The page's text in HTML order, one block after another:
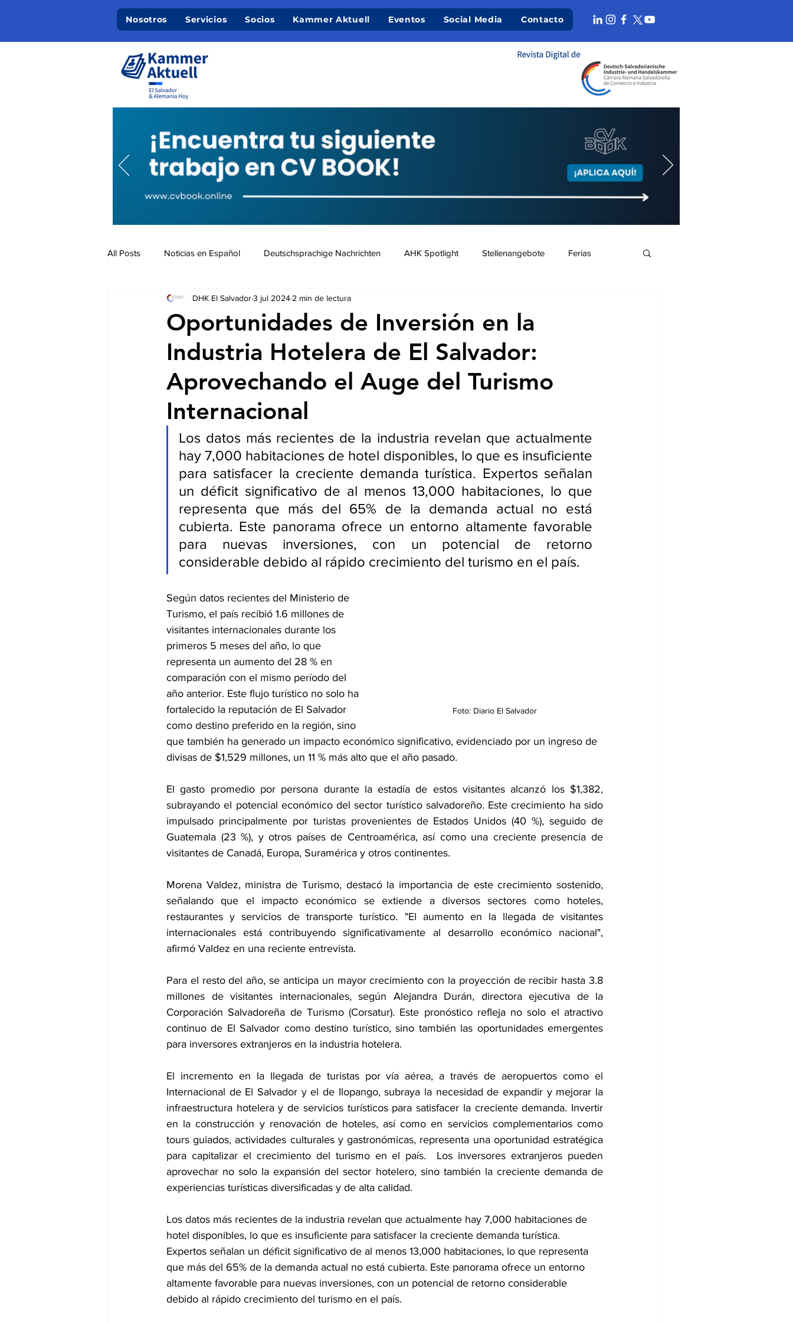
Nosotros Servicios Socios Kammer Aktuell Eventos Social Media Contacto
All Posts Noticias en Español Deutschsprachige Nachrichten AHK Spotlight Stellenangebote Ferias
Auschreibungen Ausschreibungen
Oportunidades de Inversión en la
Industria Hotelera de El Salvador:
Aprovechando el Auge del Turismo
Internacional
DHK El Salvador3 jul 2024 2 min de lectura
Los datos más recientes de la industria revelan que actualmente
hay 7,000 habitaciones de hotel disponibles, lo que es insuficiente
para satisfacer la creciente demanda turística. Expertos señalan
un déficit significativo de al menos 13,000 habitaciones, lo que
representa que más del 65% de la demanda actual no está
cubierta. Este panorama ofrece un entorno altamente favorable
para nuevas inversiones, con un potencial de retorno
considerable debido al rápido crecimiento del turismo en el país.
Foto: Diario El Salvador
Según datos recientes del Ministerio de
Turismo, el país recibió 1.6 millones de
visitantes internacionales durante los
primeros 5 meses del año, lo que
representa un aumento del 28 % en
comparación con el mismo período del
año anterior. Este flujo turístico no solo ha
fortalecido la reputación de El Salvador
como destino preferido en la región, sino
que también ha generado un impacto económico significativo, evidenciado por un ingreso de
divisas de $1,529 millones, un 11 % más alto que el año pasado.
El gasto promedio por persona durante la estadía de estos visitantes alcanzó los $1,382,
subrayando el potencial económico del sector turístico salvadoreño. Este crecimiento ha sido
impulsado principalmente por turistas provenientes de Estados Unidos (40 %), seguido de
Guatemala (23 %), y otros países de Centroamérica, así como una creciente presencia de
visitantes de Canadá, Europa, Suramérica y otros continentes.
Morena Valdez, ministra de Turismo, destacó la importancia de este crecimiento sostenido,
señalando que el impacto económico se extiende a diversos sectores como hoteles,
restaurantes y servicios de transporte turístico. "El aumento en la llegada de visitantes
internacionales está contribuyendo significativamente al desarrollo económico nacional",
afirmó Valdez en una reciente entrevista.
Para el resto del año, se anticipa un mayor crecimiento con la proyección de recibir hasta 3.8
millones de visitantes internacionales, según Alejandra Durán, directora ejecutiva de la
Corporación Salvadoreña de Turismo (Corsatur). Este pronóstico refleja no solo el atractivo
continuo de El Salvador como destino turístico, sino también las oportunidades emergentes
para inversores extranjeros en la industria hotelera.
El incremento en la llegada de turistas por vía aérea, a través de aeropuertos como el
Internacional de El Salvador y el de Ilopango, subraya la necesidad de expandir y mejorar la
infraestructura hotelera y de servicios turísticos para satisfacer la creciente demanda. Invertir
en la construcción y renovación de hoteles, así como en servicios complementarios como
tours guiados, actividades culturales y gastronómicas, representa una oportunidad estratégica
para capitalizar el crecimiento del turismo en el país.  Los inversores extranjeros pueden
aprovechar no solo la expansión del sector hotelero, sino también la creciente demanda de
experiencias turísticas diversificadas y de alta calidad.
Los datos más recientes de la industria revelan que actualmente hay 7,000 habitaciones de
hotel disponibles, lo que es insuficiente para satisfacer la creciente demanda turística.
Expertos señalan un déficit significativo de al menos 13,000 habitaciones, lo que representa
que más del 65% de la demanda actual no está cubierta. Este panorama ofrece un entorno
altamente favorable para nuevas inversiones, con un potencial de retorno considerable
debido al rápido crecimiento del turismo en el país.